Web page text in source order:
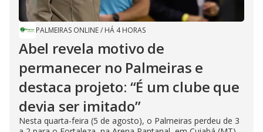
PALMEIRAS ONLINE/ HÁ 4 HORAS
Abel revela motivo de
permanecer no Palmeiras e
destaca projeto: “É um clube que
devia ser imitado”
Nesta quarta-feira (5 de agosto), o Palmeiras perdeu de 3